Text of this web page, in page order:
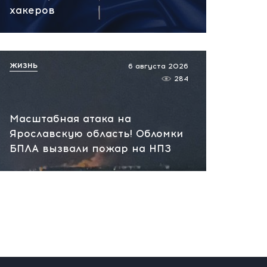
НАТО планирует и
заявление хакеров
хакеров
Масштабная атака на
Ярославскую область! Обломки
БПЛА вызвали пожар на НПЗ
6 августа 2026
284
ЖИЗНЬ